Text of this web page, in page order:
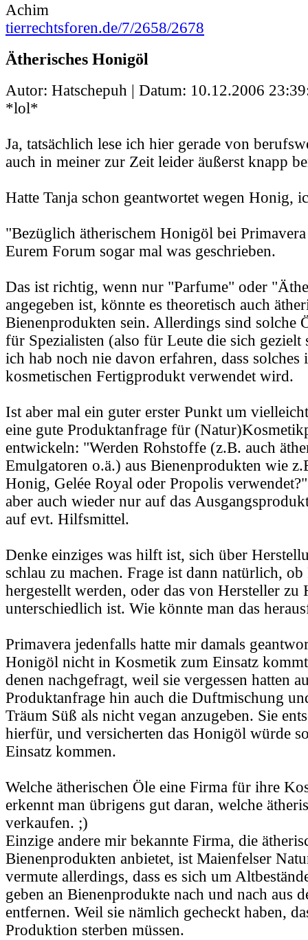
Achim
tierrechtsforen.de/7/2658/2678
Ätherisches Honigöl
Autor: Hatschepuh | Datum: 10.12.2006
*lol*
Ja, tatsächlich lese ich hier gerade von
auch in meiner zur Zeit leider äußerst knapp
Hatte Tanja schon geantwortet wegen Honig,
"Bezüglich ätherischem Honigöl bei
Eurem Forum sogar mal was geschrieben.
Das ist richtig, wenn nur "Parfume" oder
angegeben ist, könnte es theoretisch auch
Bienenprodukten sein. Allerdings sind solche
für Spezialisten (also für Leute die sich gezielt
ich hab noch nie davon erfahren, dass solches
kosmetischen Fertigprodukt verwendet wird.
Ist aber mal ein guter erster Punkt um
eine gute Produktanfrage für
entwickeln: "Werden Rohstoffe (z.B. auch
Emulgatoren o.ä.) aus Bienenprodukten wie
Honig, Gelée Royal oder Propolis
aber auch wieder nur auf das
auf evt. Hilfsmittel.
Denke einziges was hilft ist, sich über
schlau zu machen. Frage ist dann natürlich,
hergestellt werden, oder das von Hersteller zu
unterschiedlich ist. Wie könnte man das
Primavera jedenfalls hatte mir damals
Honigöl nicht in Kosmetik zum Einsatz
denen nachgefragt, weil sie vergessen hatten
Produktanfrage hin auch die Duftmischung
Träum Süß als nicht vegan anzugeben. Sie
hierfür, und versicherten das Honigöl würde
Einsatz kommen.
Welche ätherischen Öle eine Firma für ihre
erkennt man übrigens gut daran, welche
verkaufen. ;)
Einzige andere mir bekannte Firma, die
Bienenprodukten anbietet, ist Maienfelser
vermute allerdings, dass es sich um
geben an Bienenprodukte nach und nach aus
entfernen. Weil sie nämlich gecheckt haben,
Produktion sterben müssen.